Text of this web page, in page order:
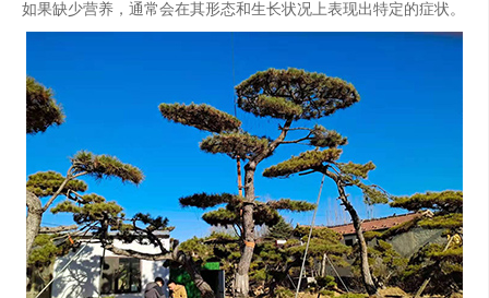
如果缺少营养，通常会在其形态和生长状况上表现出特定的症状。